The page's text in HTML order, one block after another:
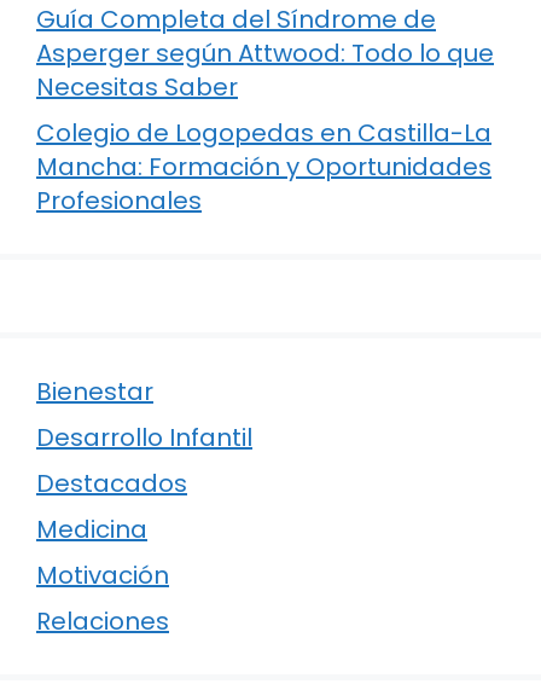
Guía Completa del Síndrome de
Asperger según Attwood: Todo lo que
Necesitas Saber
Colegio de Logopedas en Castilla-La
Mancha: Formación y Oportunidades
Profesionales
Bienestar
Desarrollo Infantil
Destacados
Medicina
Motivación
Relaciones